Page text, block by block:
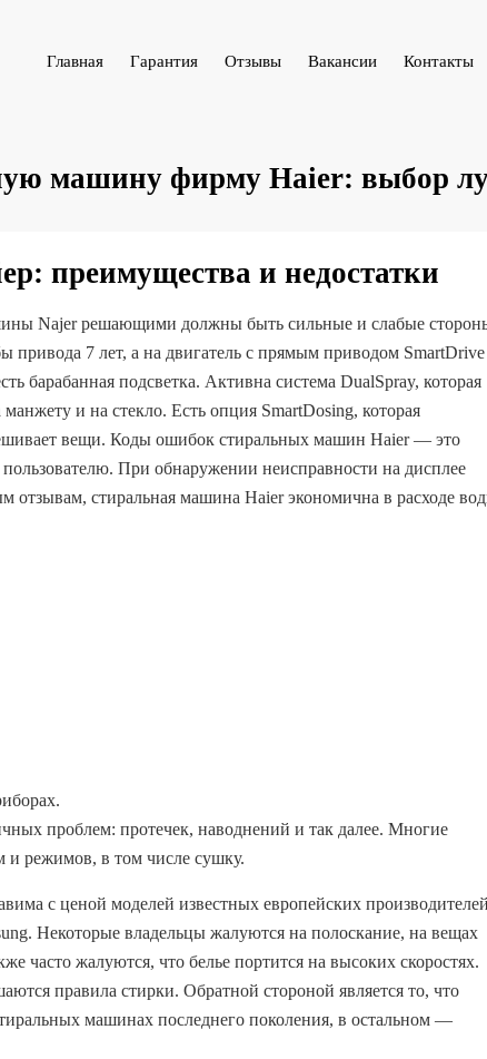
Главная Гарантия Отзывы Вакансии Контакты
машину фирму Haier: выбор
преимущества и недостатки
Najer решающими должны быть сильные и слабые
привода 7 лет, а на двигатель с прямым приводом SmartDrive
барабанная подсветка. Активна система DualSpray, которая
и на стекло. Есть опция SmartDosing, которая
вещи. Коды ошибок стиральных машин Haier — это
При обнаружении неисправности на дисплее
отзывам, стиральная машина Haier экономична в расходе
проблем: протечек, наводнений и так далее. Многие
режимов, в том числе сушку.
с ценой моделей известных европейских
Некоторые владельцы жалуются на полоскание, на вещах
часто жалуются, что белье портится на высоких скоростях.
правила стирки. Обратной стороной является то, что
машинах последнего поколения, в остальном —